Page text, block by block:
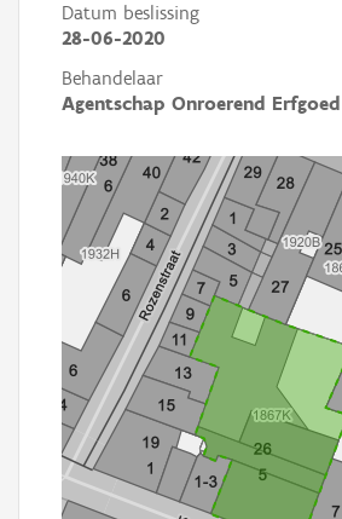
Datum beslissing
28-06-2020
Behandelaar
Agentschap Onroerend Erfgoed